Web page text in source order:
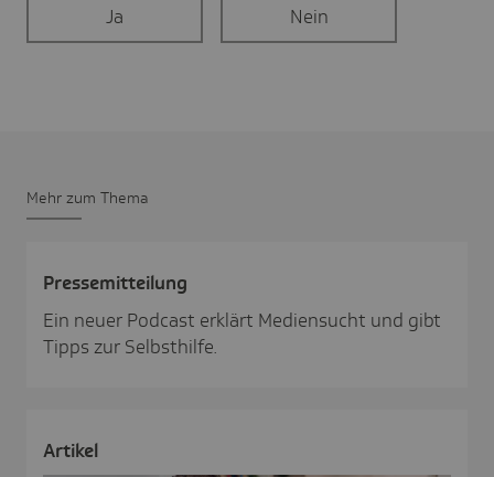
Ja Nein
Mehr zum Thema
Pres­se­mit­tei­lung
Ein neuer Podcast erklärt Mediensucht und gibt
Tipps zur Selbsthilfe.
Artikel